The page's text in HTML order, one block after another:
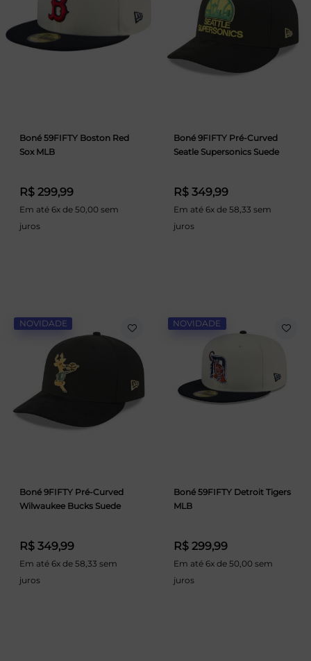
Boné 59FIFTY Boston Red
Sox MLB
R$ 299,99
Em até 6x de 50,00 sem
juros
Boné 9FIFTY Pré-Curved
Seatle Supersonics Suede
R$ 349,99
Em até 6x de 58,33 sem
juros
NOVIDADE
Boné 9FIFTY Pré-Curved
Wilwaukee Bucks Suede
R$ 349,99
Em até 6x de 58,33 sem
juros
NOVIDADE
Boné 59FIFTY Detroit Tigers
MLB
R$ 299,99
Em até 6x de 50,00 sem
juros